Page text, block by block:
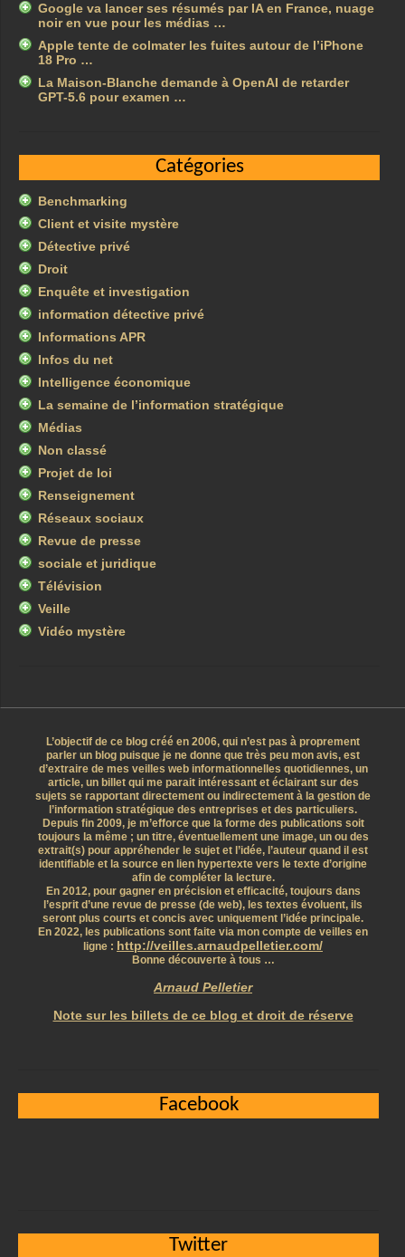
Google va lancer ses résumés par IA en France, nuage
noir en vue pour les médias …
Apple tente de colmater les fuites autour de l’iPhone
18 Pro …
La Maison-Blanche demande à OpenAI de retarder
GPT-5.6 pour examen …
Catégories
Benchmarking
Client et visite mystère
Détective privé
Droit
Enquête et investigation
information détective privé
Informations APR
Infos du net
Intelligence économique
La semaine de l’information stratégique
Médias
Non classé
Projet de loi
Renseignement
Réseaux sociaux
Revue de presse
sociale et juridique
Télévision
Veille
Vidéo mystère
L’objectif de ce blog créé en 2006, qui n’est pas à proprement
parler un blog puisque je ne donne que très peu mon avis, est
d’extraire de mes veilles web informationnelles quotidiennes, un
article, un billet qui me parait intéressant et éclairant sur des
sujets se rapportant directement ou indirectement à la gestion de
l’information stratégique des entreprises et des particuliers.
Depuis fin 2009, je m’efforce que la forme des publications soit
toujours la même ; un titre, éventuellement une image, un ou des
extrait(s) pour appréhender le sujet et l’idée, l’auteur quand il est
identifiable et la source en lien hypertexte vers le texte d’origine
afin de compléter la lecture.
En 2012, pour gagner en précision et efficacité, toujours dans
l’esprit d’une revue de presse (de web), les textes évoluent, ils
seront plus courts et concis avec uniquement l’idée principale.
En 2022, les publications sont faite via mon compte de veilles en
ligne : http://veilles.arnaudpelletier.com/
Bonne découverte à tous …
Arnaud Pelletier
Note sur les billets de ce blog et droit de réserve
Facebook
Twitter